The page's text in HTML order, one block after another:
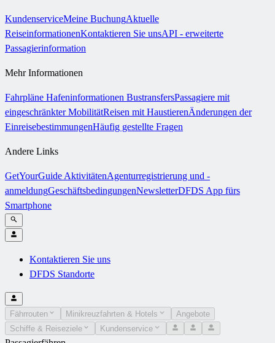
KundenserviceMeine BuchungAktuelle
ReiseinformationenKontaktieren Sie unsAPI - erweiterte
Passagierinformation
Mehr Informationen
Fahrpläne Hafeninformationen BustransfersPassagiere mit
eingeschränkter MobilitätReisen mit HaustierenÄnderungen der
EinreisebestimmungenHäufig gestellte Fragen
Andere Links
GetYourGuide AktivitätenAgenturregistrierung und -
anmeldungGeschäftsbedingungenNewsletterDFDS App fürs
Smartphone
Kontaktieren Sie uns
DFDS Standorte
Fährrouten Minikreuzfahrten & Hotels
Angebote
Schiffe & Reiseziele
Kundenservice